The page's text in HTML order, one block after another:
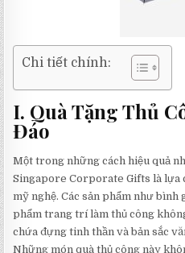
Chi tiết chính:
I. Quà Tặng Thủ
Đáo
Một trong những cách hiệu quả
Singapore Corporate Gifts là lựa
mỹ nghệ. Các sản phẩm như bình
phẩm trang trí làm thủ công
chứa đựng tinh thần và bản sắc
Những món quà thủ công này